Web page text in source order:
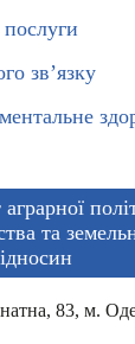
послуги
зв’язку
та
83, м.